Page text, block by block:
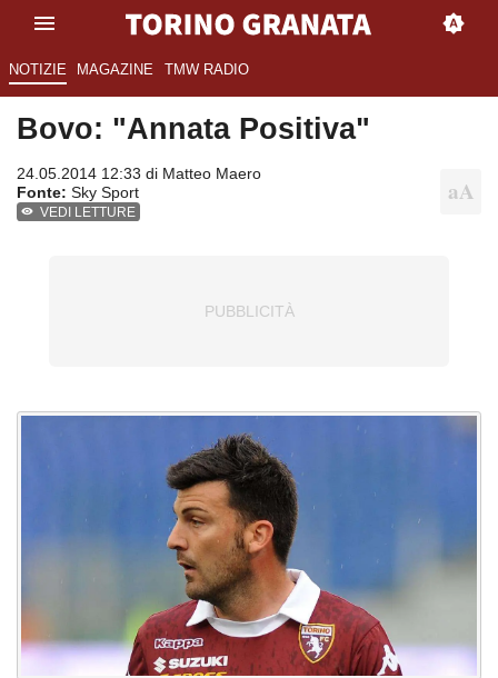
NOTIZIE MAGAZINE TMW RADIO
Bovo: "Annata Positiva"
24.05.2014 12:33 di Matteo Maero
Fonte: Sky Sport
VEDI LETTURE